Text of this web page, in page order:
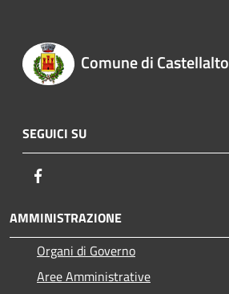
Comune di Castellalto
SEGUICI SU
AMMINISTRAZIONE
Organi di Governo
Aree Amministrative